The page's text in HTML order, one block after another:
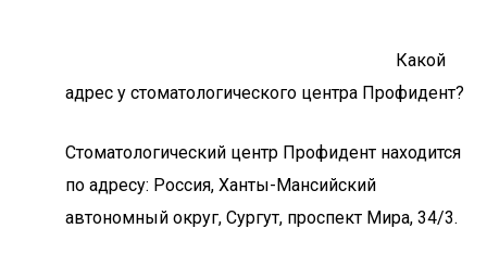
Какой
адрес у стоматологического центра Профидент?
Стоматологический центр Профидент находится
по адресу: Россия, Ханты-Мансийский
автономный округ, Сургут, проспект Мира, 34/3.